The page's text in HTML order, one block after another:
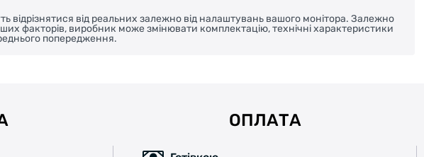
відрізнятися від реальних залежно від налаштувань вашого монітора. Залежно
факторів, виробник може змінювати комплектацію, технічні характеристики
попередження.
ОПЛАТА